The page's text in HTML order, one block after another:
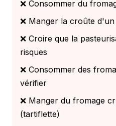
❌ Consommer du
❌ Manger la croûte
❌ Croire que la
risques
❌ Consommer des
vérifier
❌ Manger du fromage
(tartiflette)